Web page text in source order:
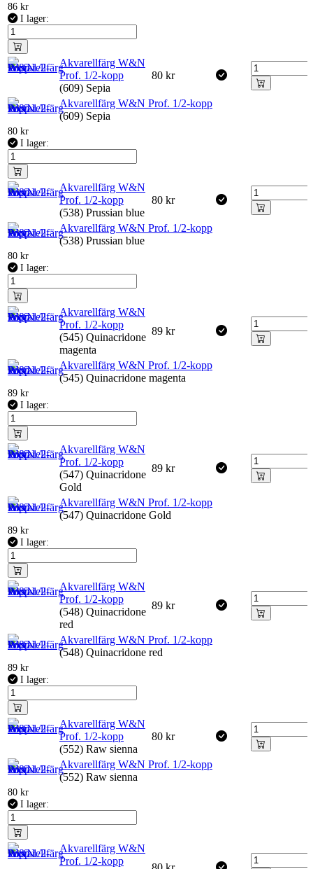
86 kr
I lager:
Akvarellfärg W&N
Prof. 1/2-kopp
(609) Sepia
80 kr
Akvarellfärg W&N Prof. 1/2-kopp
(609) Sepia
80 kr
I lager:
Akvarellfärg W&N
Prof. 1/2-kopp
(538) Prussian blue
80 kr
Akvarellfärg W&N Prof. 1/2-kopp
(538) Prussian blue
80 kr
I lager:
Akvarellfärg W&N
Prof. 1/2-kopp
(545) Quinacridone
magenta
89 kr
Akvarellfärg W&N Prof. 1/2-kopp
(545) Quinacridone magenta
89 kr
I lager:
Akvarellfärg W&N
Prof. 1/2-kopp
(547) Quinacridone
Gold
89 kr
Akvarellfärg W&N Prof. 1/2-kopp
(547) Quinacridone Gold
89 kr
I lager:
Akvarellfärg W&N
Prof. 1/2-kopp
(548) Quinacridone
red
89 kr
Akvarellfärg W&N Prof. 1/2-kopp
(548) Quinacridone red
89 kr
I lager:
Akvarellfärg W&N
Prof. 1/2-kopp
(552) Raw sienna
80 kr
Akvarellfärg W&N Prof. 1/2-kopp
(552) Raw sienna
80 kr
I lager:
Akvarellfärg W&N
Prof. 1/2-kopp